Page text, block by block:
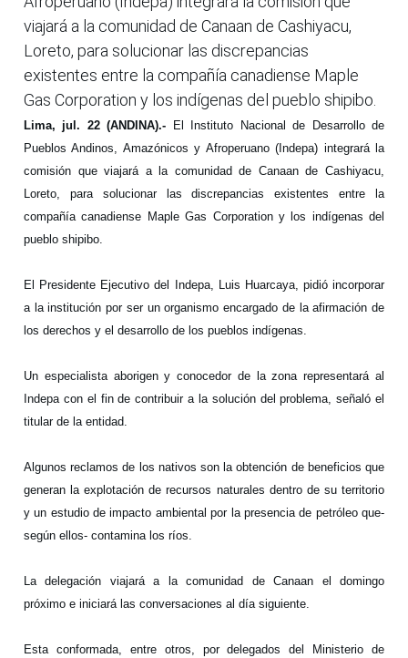
viajará a la comunidad de Canaan de Cashiyacu,
Loreto, para solucionar las discrepancias
existentes entre la compañía canadiense Maple
Gas Corporation y los indígenas del pueblo shipibo.
Lima, jul. 22 (ANDINA).- El Instituto Nacional de Desarrollo de
Pueblos Andinos, Amazónicos y Afroperuano (Indepa) integrará la
comisión que viajará a la comunidad de Canaan de Cashiyacu,
Loreto, para solucionar las discrepancias existentes entre la
compañía canadiense Maple Gas Corporation y los indígenas del
pueblo shipibo.
El Presidente Ejecutivo del Indepa, Luis Huarcaya, pidió incorporar
a la institución por ser un organismo encargado de la afirmación de
los derechos y el desarrollo de los pueblos indígenas.
Un especialista aborigen y conocedor de la zona representará al
Indepa con el fin de contribuir a la solución del problema, señaló el
titular de la entidad.
Algunos reclamos de los nativos son la obtención de beneficios que
generan la explotación de recursos naturales dentro de su territorio
y un estudio de impacto ambiental por la presencia de petróleo que-
según ellos- contamina los ríos.
La delegación viajará a la comunidad de Canaan el domingo
próximo e iniciará las conversaciones al día siguiente.
Esta conformada, entre otros, por delegados del Ministerio de